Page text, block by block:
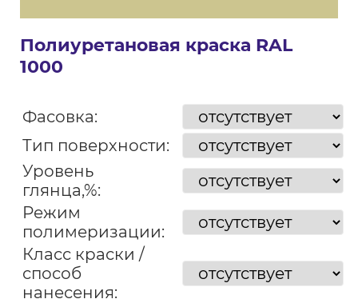
Полиуретановая краска RAL
1000
Фасовка:
Тип поверхности:
Уровень
глянца,%:
Режим
полимеризации:
Класс краски /
способ
нанесения: